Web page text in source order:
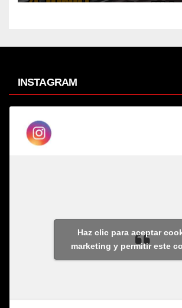
INSTAGRAM
Haz clic para aceptar
marketing y permitir este